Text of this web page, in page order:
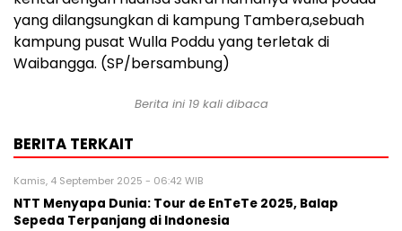
yang dilangsungkan di kampung Tambera,sebuah
kampung pusat Wulla Poddu yang terletak di
Waibangga. (SP/bersambung)
Berita ini 19 kali dibaca
BERITA TERKAIT
Kamis, 4 September 2025 - 06:42 WIB
NTT Menyapa Dunia: Tour de EnTeTe 2025, Balap
Sepeda Terpanjang di Indonesia